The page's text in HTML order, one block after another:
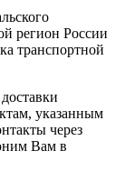
регион России
транспортной
указанным
через
Вам в